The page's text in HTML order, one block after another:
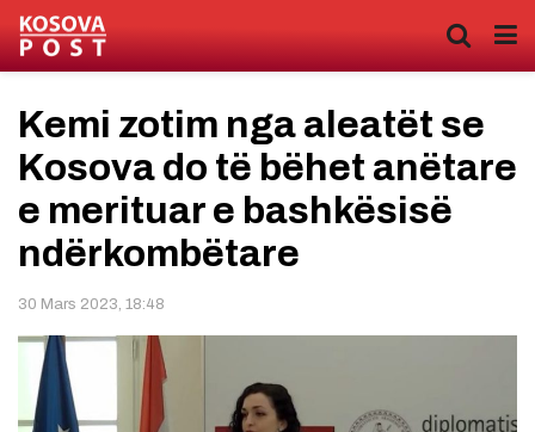
Kemi zotim nga aleatët se
Kosova do të bëhet anëtare
e merituar e bashkësisë
ndërkombëtare
30 Mars 2023, 18:48